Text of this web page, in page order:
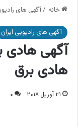
خانه /آگهی های
آگهی های رادیویی ایران
آگهی هادی
هادی برق
۲۱ آوریل ۲۰۱۸ ۰